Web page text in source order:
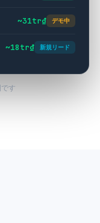
~31tr₫ デモ中
~18tr₫ 新規リード
す